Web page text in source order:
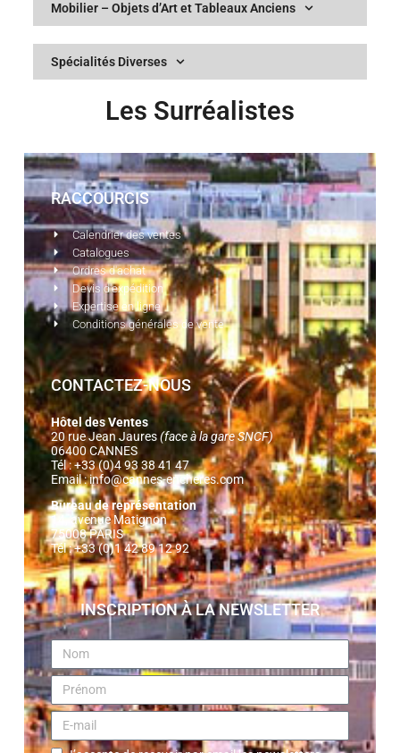
Mobilier – Objets d’Art et Tableaux Anciens
Spécialités Diverses
Les Surréalistes
RACCOURCIS
Calendrier des ventes
Catalogues
Ordres d'achat
Devis d'expédition
Expertise en ligne
Conditions générales de vente
CONTACTEZ-NOUS
Hôtel des Ventes
20 rue Jean Jaures(face à la gare SNCF)
06400 CANNES
Tél : +33 (0)4 93 38 41 47
Email :info@cannes-encheres.com
Bureau de représentation
14, avenue Matignon
75008 PARIS
Tél : +33 (0)1 42 89 12 92
INSCRIPTION À LA NEWSLETTER